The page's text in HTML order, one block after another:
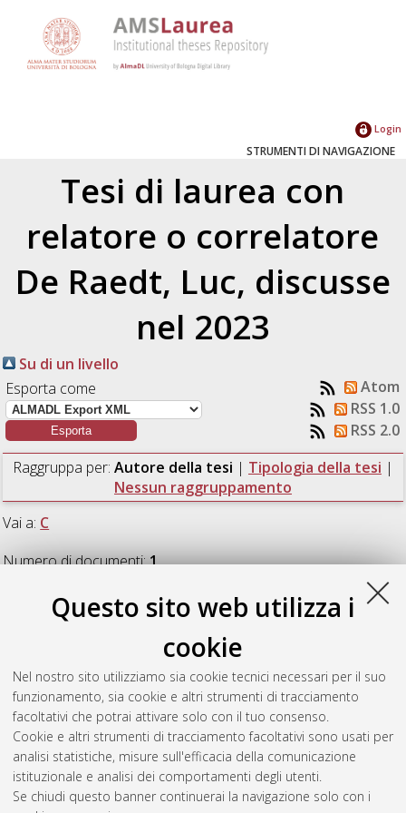
Questo sito web utilizza i
cookie
Nel nostro sito utilizziamo sia cookie tecnici necessari per il suo
funzionamento, sia cookie e altri strumenti di tracciamento
facoltativi che potrai attivare solo con il tuo consenso.
Cookie e altri strumenti di tracciamento facoltativi sono usati per
analisi statistiche, misure sull'efficacia della comunicazione
istituzionale e analisi dei comportamenti degli utenti.
Se chiudi questo banner continuerai la navigazione solo con i
Login
STRUMENTI DI NAVIGAZIONE
Tesi di laurea con
relatore o correlatore
De Raedt, Luc, discusse
nel 2023
Su di un livello
Esporta come
Atom
RSS 1.0
RSS 2.0
Raggruppa per: Autore della tesi | Tipologia della tesi |
Nessun raggruppamento
Vai a: C
Numero di documenti:1.
challenges and benchmarks.[Laurea magistrale], Università di
Bologna, Corso di Studio in Artificial intelligence [LM-DM270]
Documento ad accesso riservato.
Questa lista e' stata generata ilSun Aug 9 14:08:51 2026
CEST